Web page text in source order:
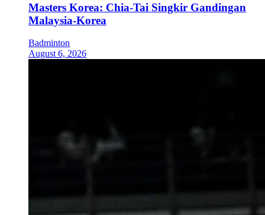
Masters Korea: Chia-Tai Singkir Gandingan
Malaysia-Korea
Badminton
August 6, 2026